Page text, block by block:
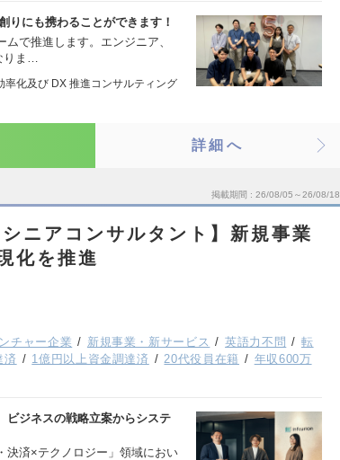
りにも携わることができます！
で推進します。エンジニア、
りま…
率化及び DX 推進コンサルティング
詳細へ
掲載期間 26/08/05～26/08/18
ニアコンサルタント】新規事業
化を推進
チャー企業 新規事業・新サービス 英語力不問
転
済 1億円以上資金調達済 20代役員在籍
年収600万
ビジネスの戦略立案からシステ
決済×テクノロジー」領域におい